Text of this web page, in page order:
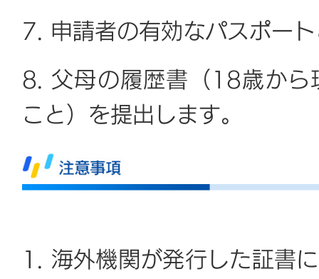
7. 申請者の有効なパスポー
8. 父母の履歴書（18歳から
こと）を提出します。
1. 海外機関が発行した証書